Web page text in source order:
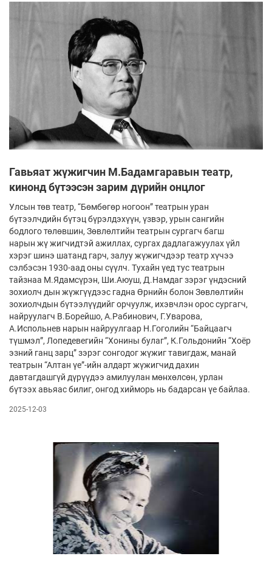
Гавьяат жүжигчин М.Бадамгаравын театр,
кинонд бүтээсэн зарим дүрийн онцлог
Улсын төв театр, “Бөмбөгөр ногоон” театрын уран
бүтээлчдийн бүтэц бүрэлдэхүүн, үзвэр, урын сангийн
бодлого төлөвшин, Зөвлөлтийн театрын сургагч багш
нарын жү­ жигчидтэй ажиллах, сургах дадлагажуулах үйл
хэрэг шинэ шатанд гарч, залуу жүжигчдээр театр хүчээ
сэлбэсэн 1930-аад оны сүүлч. Тухайн үед тус театрын
тайзнаа М.Ядамсүрэн, Ши.Аюуш, Д.Намдаг зэрэг үндэсний
зохиолч­ дын жүжгүүдээс гадна Өрнийн болон Зөвлөлтийн
зохиолчдын бүтээлүүдийг орчуулж, ихэвчлэн орос сургагч,
найруулагч В.Борейшо, А.Рабинович, Г.Уварова,
А.Испольнев нарын найруулгаар Н.Гоголийн “Байцаагч
түшмэл”, Лопедевегийн “Хонины булаг”, К.Гольдонийн “Хоёр
эзний ганц зарц” зэрэг сонгодог жүжиг тавигдаж, манай
театрын “Алтан үе”-ийн алдарт жүжигчид дахин
давтагдашгүй дүрүүдээ амилуулан мөнхөлсөн, урлан
бүтээх авьяас билиг, онгод хийморь нь бадарсан үе байлаа.
2025-12-03